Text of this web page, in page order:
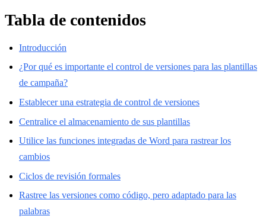
Tabla de contenidos
Introducción
¿Por qué es importante el control de versiones para las plantillas
de campaña?
Establecer una estrategia de control de versiones
Centralice el almacenamiento de sus plantillas
Utilice las funciones integradas de Word para rastrear los
cambios
Ciclos de revisión formales
Rastree las versiones como código, pero adaptado para las
palabras